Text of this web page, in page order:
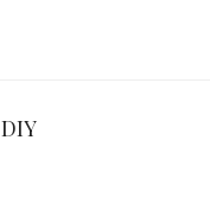
DIY